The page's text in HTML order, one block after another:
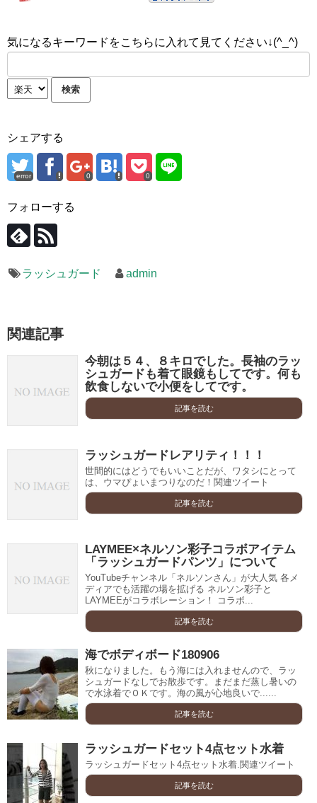
気になるキーワードをこちらに入れて見てください↓(^_^)
シェアする
error 0 0
フォローする
ラッシュガード admin
関連記事
今朝は５４、８キロでした。長袖のラッ
シュガードも着て眼鏡もしてです。何も
飲食しないで小便をしてです。
記事を読む
ラッシュガードレアリティ！！！
世間的にはどうでもいいことだが、ワタシにとって
は、ウマぴょいまつりなのだ！関連ツイート
記事を読む
LAYMEE×ネルソン彩子コラボアイテム
「ラッシュガードパンツ」について
YouTubeチャンネル「ネルソンさん」が大人気 各メ
ディアでも活躍の場を拡げる ネルソン彩子と
LAYMEEがコラボレーション！ コラボ...
記事を読む
海でボディボード180906
秋になりました。もう海には入れませんので、ラッ
シュガードなしでお散歩です。まだまだ蒸し暑いの
で水泳着でＯＫです。海の風が心地良いで......
記事を読む
ラッシュガードセット4点セット水着
ラッシュガードセット4点セット水着.関連ツイート
記事を読む